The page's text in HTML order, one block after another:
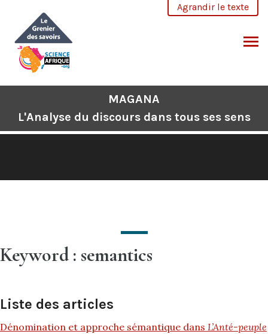
contenu
Agrandir le texte
MAGANA
L'Analyse du discours dans tous ses sens
Keyword : semantics
Liste des articles
Dénomination et approche sémantique dans L’Anté-peuple